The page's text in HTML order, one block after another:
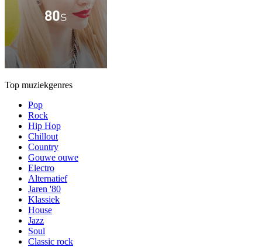
Top muziekgenres
Pop
Rock
Hip Hop
Chillout
Country
Gouwe ouwe
Electro
Alternatief
Jaren '80
Klassiek
House
Jazz
Soul
Classic rock